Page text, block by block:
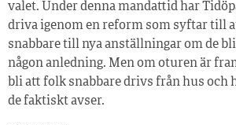
valet. Under denna mandattid har
driva igenom en reform som syftar till
snabbare till nya anställningar om de
någon anledning. Men om oturen är
bli att folk snabbare drivs från hus och
de faktiskt avser.